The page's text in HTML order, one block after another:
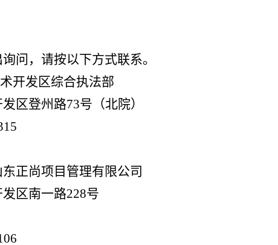
问，请按以下方式联系。
开发区综合执法部
区登州路73号（北院）
正尚项目管理有限公司
区南一路228号